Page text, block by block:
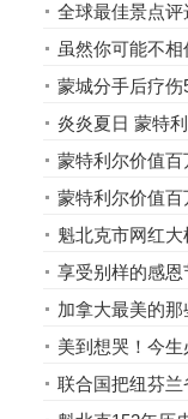
全球最佳景点
有名
虽然你可能不
省！！
蒙城分手后疗伤
炎炎夏日 蒙特
蒙特利尔价值百
片
蒙特利尔价值
的！
魁北克市网红
享受别样的感
公园和历史遗址
加拿大最美的
子？
美到想哭！今
去过几个？
联合国把纽芬兰